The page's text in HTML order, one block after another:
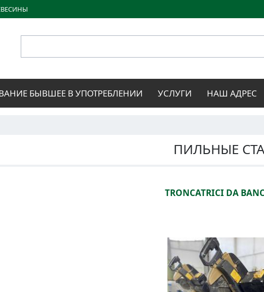
основному
БЫВШЕЕ В УПОТРЕБЛЕНИИ УСЛУГИ НАШ АДРЕС
ПИЛЬНЫЕ
TRONCATRICI DA